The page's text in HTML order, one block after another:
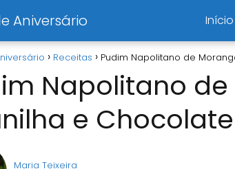
Aniversário Início
Receitas Pudim Napolitano de
Napolitano
e Chocolate
Maria Teixeira